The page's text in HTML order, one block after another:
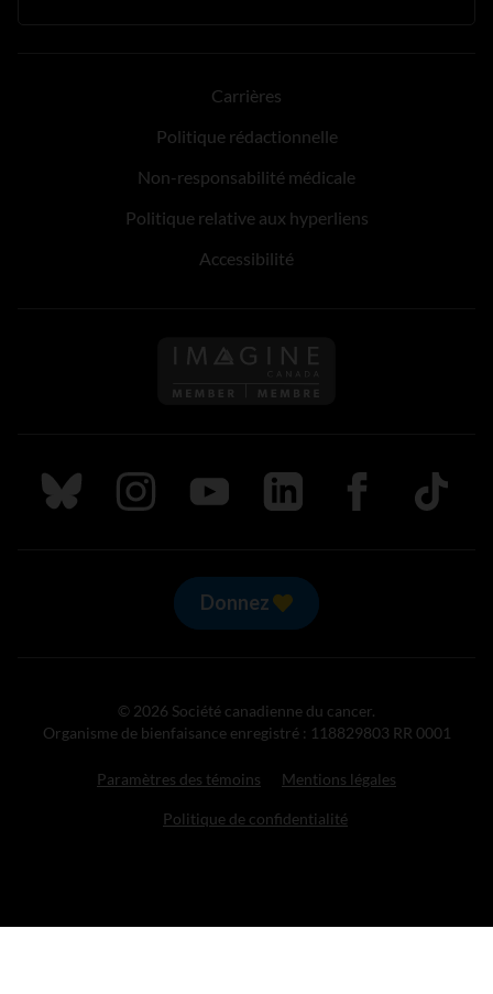
Carrières
Politique rédactionnelle
Non-responsabilité médicale
Politique relative aux hyperliens
Accessibilité
Suivez nous sur Bluesky
Suivez nous sur Instagram
Suivez nous sur Youtube
Suivez nous sur LinkedIn
Suivez nous sur
TikTok
Donnez
© 2026 Société canadienne du cancer.
Organisme de bienfaisance enregistré : 118829803 RR 0001
Paramètres des témoins Mentions légales
Politique de confidentialité